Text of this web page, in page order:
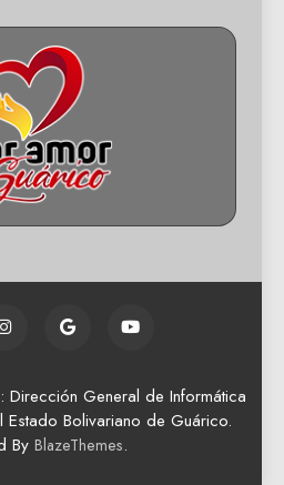
General de Informática
Bolivariano de Guárico.
By BlazeThemes.